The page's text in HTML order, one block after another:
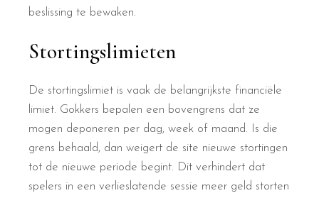
beslissing te bewaken.
Stortingslimieten
De stortingslimiet is vaak de belangrijkste financiële
limiet. Gokkers bepalen een bovengrens dat ze
mogen deponeren per dag, week of maand. Is die
grens behaald, dan weigert de site nieuwe stortingen
tot de nieuwe periode begint. Dit verhindert dat
spelers in een verlieslatende sessie meer geld storten